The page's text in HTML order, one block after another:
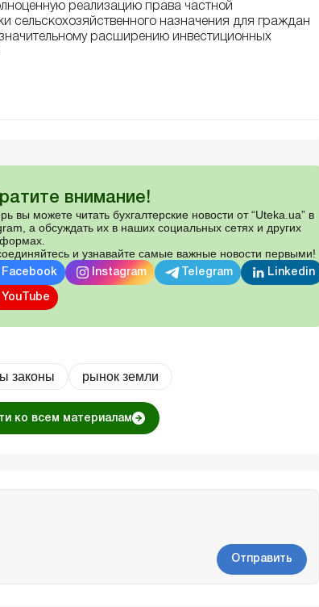
реализацию права частной
сельскохозяйственного назначения для граждан
расширению инвестиционных
внимание!
вы можете читать бухгалтерские новости от “Uteka.ua” в
а обсуждать их в наших социальных сетях и других
и узнавайте самые важные новости первыми!
Facebook Instagram Telegram Linkedin
YouTube
законы рынок земли
ко всем материалам
Отправить